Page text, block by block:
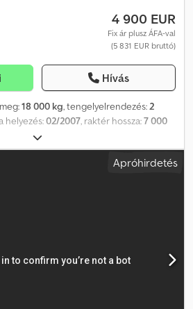
4 900 EUR
Fix ár plusz ÁFA-val
(5 831 EUR bruttó)
Hívás
18 000 kg, tengelyelrendezés:2
helyezés:02/2007, raktér hossza:7 000
2 500 mm
, Felszereltség:ABS, Chereau R 2181
44 m³ térfogatú, átrakodó
Rakteret szélessége: 2500 mm
magassága: 2600 mm
Apróhirdetés